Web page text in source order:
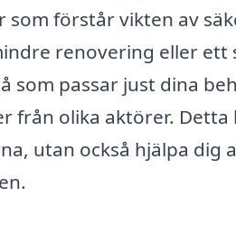
förstår vikten av
renovering eller
som passar just dina
från olika aktörer. Detta
utan också hjälpa dig